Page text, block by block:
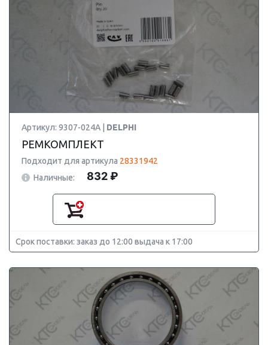
Артикул: 9307-024A | DELPHI
РЕМКОМПЛЕКТ
Подходит для артикула 28331942
Наличные:
832 ₽
Срок поставки: заказ до 12:00 выдача к 17:00